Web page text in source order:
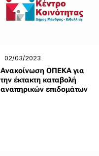
02/03/2023
Ανακοίνωση ΟΠΕΚΑ για
την έκτακτη καταβολή
αναπηρικών επιδομάτων